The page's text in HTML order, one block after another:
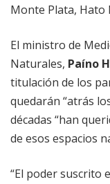
Monte Plata, Hato
El ministro de
Naturales, Paíno
titulación de los
quedarán “atrás
décadas “han
de esos espacios
“El poder suscrito